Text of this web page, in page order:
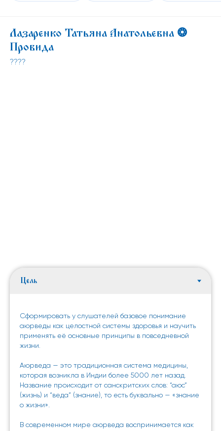
Лазаренко Татьяна Анатольевна ❂
Провида
????
Сформировать у слушателей базовое понимание
аюрведы как целостной системы здоровья и научить
применять её основные принципы в повседневной
жизни.
Аюрведа — это традиционная система медицины,
которая возникла в Индии более 5000 лет назад.
Название происходит от санскритских слов: “аюс”
(жизнь) и “веда” (знание), то есть буквально — «знание
о жизни».
В современном мире аюрведа воспринимается как